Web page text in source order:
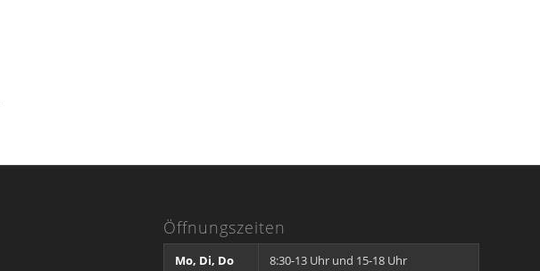
Öffnungszeiten
Mo, Di, Do 8:30-13 Uhr und 15-18 Uhr